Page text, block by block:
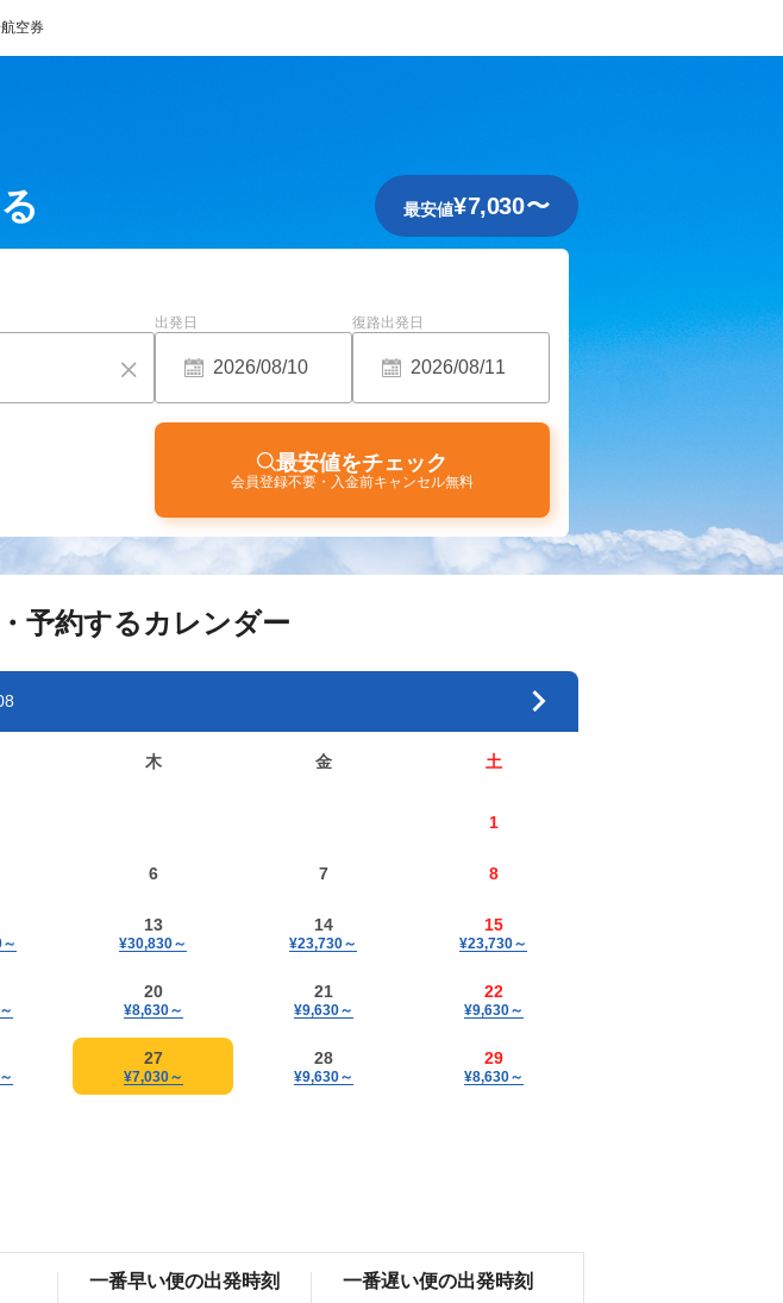
空券
最安値¥7,030〜
出発日 復路出発日
最安値をチェック
会員登録不要・入金前キャンセル無料
予約するカレンダー
木 金 土
1
6 7 8
～
13
¥30,830～
14
¥23,730～
15
¥23,730～
20
¥8,630～
21
¥9,630～
22
¥9,630～
27
¥7,030～
28
¥9,630～
29
¥8,630～
一番早い便の出発時刻 一番遅い便の出発時刻